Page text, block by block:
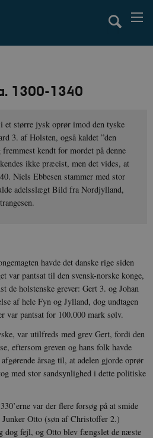
1300-1340
et større jysk oprør imod den tyske
3. af Holsten, også kaldet ”den
kendt for mordet på denne
ikke præcist, men det vides, at
Niels Ebbesen stammer med stor
adelsslægt Bild fra Nordjylland,
havde det danske rige siden
var pantsat til den svensk-norske konge,
de holstenske grever: Gert 3. og Johan
af hele Fyn og Jylland, dog undtagen
var pantsat for 100.000 mark sølv.
var utilfreds med grev Gert, fordi den
eftersom greven og hans folk havde
årsag til, at adelen gjorde oprør
med stor sandsynlighed i dette politiske
var der flere forsøg på at smide
Junker Otto (søn af Christoffer 2.)
dog fejl, og Otto blev fængslet de næste